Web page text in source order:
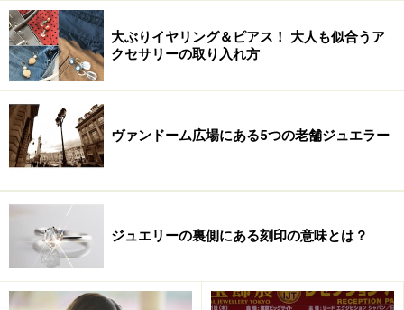
高い石」と客に説明しているのを聞いたからです。ロー
ドライトは最もポピュラーなガーネットであるにもかか
わらず、です。ロードライトは確かに美しい石です。し
かし、その名が希少価値を高めるために使われるのに
は、どうにも納得がいきません。
9月の誕生石、サファイア
11月の誕生石、トパーズ
※参考にした書籍は連載の最後でお知らせします。
大ぶりイヤリング＆ピアス！ 大人も似合うア
クセサリーの取り入れ方
ヴァンドーム広場にある5つの老舗ジュエラー
ジュエリーの裏側にある刻印の意味とは？